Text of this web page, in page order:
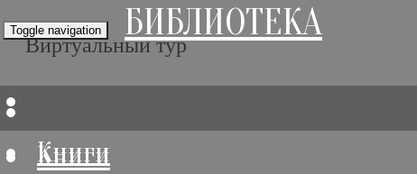
Виртуальный тур
Книги
Toggle navigation БИБЛИОТЕКА
Книги